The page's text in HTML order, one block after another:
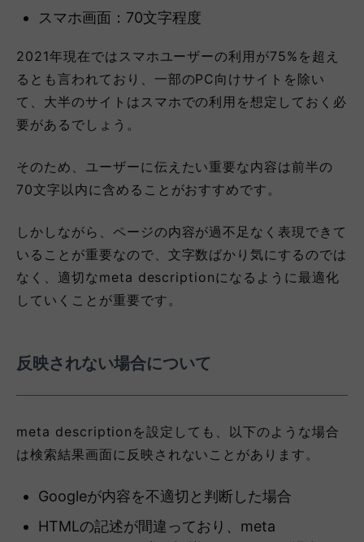
スマホ画面：70文字程度
2021年現在ではスマホユーザーの利用が75%を超え
るとも言われており、一部のPC向けサイトを除い
て、大半のサイトはスマホでの利用を想定しておく必
要があるでしょう。
そのため、ユーザーに伝えたい重要な内容は前半の
70文字以内に含めることがおすすめです。
しかしながら、ページの内容が過不足なく表現できて
いることが重要なので、文字数ばかり気にするのでは
なく、適切なmeta descriptionになるように最適化
していくことが重要です。
反映されない場合について
meta descriptionを設定しても、以下のような場合
は検索結果画面に反映されないことがあります。
Googleが内容を不適切と判断した場合
HTMLの記述が間違っており、meta